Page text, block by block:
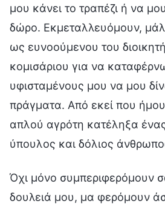
μου κάνει το τραπέζι ή να
δώρο. Εκμεταλλευόμουν,
ως ευνοούμενου του
κομισάριου για να
υφισταμένους μου να μου
πράγματα. Από εκεί που
απλού αγρότη κατέληξα
ύπουλος και δόλιος
Όχι μόνο συμπεριφερόμουν
δουλειά μου, μα φερόμουν